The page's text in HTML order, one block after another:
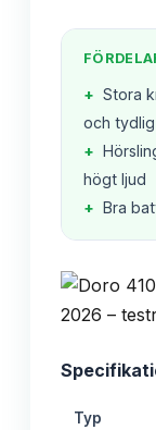
+ Stora
och
+
högt ljud
+ Bra
Typ